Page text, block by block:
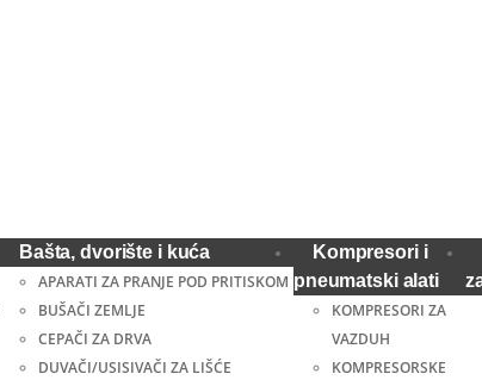
Bašta, dvorište i kuća
APARATI ZA PRANJE POD PRITISKOM
BUŠAČI ZEMLJE
CEPAČI ZA DRVA
DUVAČI/USISIVAČI ZA LIŠĆE
Kompresori i
pneumatski alati
KOMPRESORI ZA
VAZDUH
KOMPRESORSKE